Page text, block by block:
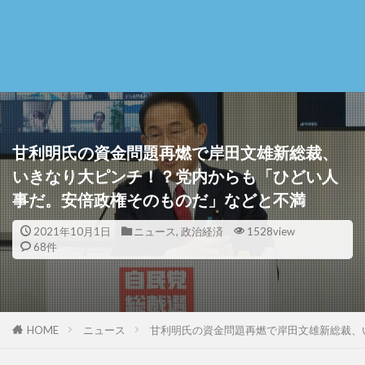
甘利明氏の資金問題再燃で岸田文雄新総裁、
いきなり大ピンチ！？党内からも「ひどい人
事だ。安倍政権そのものだ」などと不満
2021年10月1日 ニュース, 政治経済
1528view
68件
HOME ニュース 甘利明氏の資金問題再燃で岸田文雄新総裁